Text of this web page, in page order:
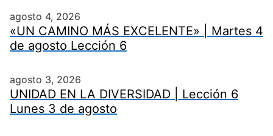
agosto 4, 2026
«UN CAMINO MÁS EXCELENTE» | Martes 4
de agosto Lección 6
agosto 3, 2026
UNIDAD EN LA DIVERSIDAD | Lección 6
Lunes 3 de agosto